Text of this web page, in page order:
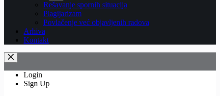
Rešavanje spornih situacija
Plagijarizam
Povlačenje već objavljenih radova
Arhiva
Kontakt
Login
Sign Up